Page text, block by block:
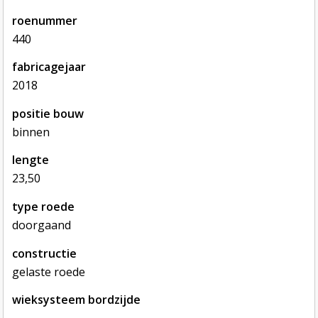
roenummer
440
fabricagejaar
2018
positie bouw
binnen
lengte
23,50
type roede
doorgaand
constructie
gelaste roede
wieksysteem bordzijde